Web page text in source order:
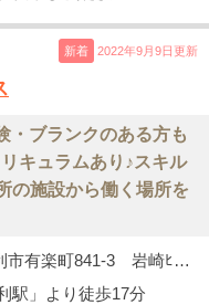
新着 2022年9月9日更新
・ブランクのある方も
キュラムあり♪スキル
の施設から働く場所を
栃木県足利市有楽町841-3 岩崎ﾋﾞﾙ1階
駅」より徒歩17分